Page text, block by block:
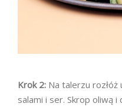
Krok 2: Na talerzu
salami i ser. Skrop oliwą